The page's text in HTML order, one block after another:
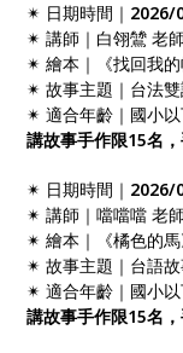
✴ 日期時間｜ 2026/
✴ 講師｜白翎鷥 老師
✴ 繪本｜《找回我的
✴ 故事主題｜台法
✴ 適合年齡｜國小
講故事手作限15名
✴ 日期時間｜ 2026/
✴ 講師｜噹噹噹 老師
✴ 繪本｜《橘色的馬
✴ 故事主題｜台語
✴ 適合年齡｜國小
講故事手作限15名